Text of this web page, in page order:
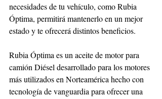
necesidades de tu vehículo, como Rubia
Óptima, permitirá mantenerlo en un mejor
estado y te ofrecerá distintos beneficios.
Rubia Óptima es un aceite de motor para
camión Diésel desarrollado para los motores
más utilizados en Norteamérica hecho con
tecnología de vanguardia para ofrecer una